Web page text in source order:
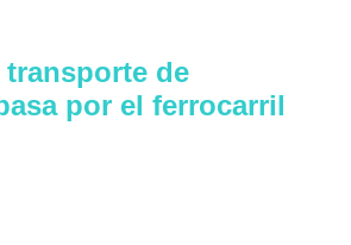
de
por el ferrocarril